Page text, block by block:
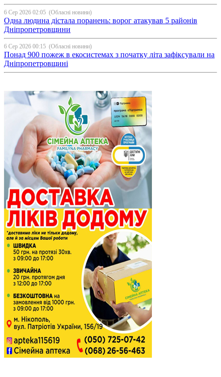
6 Сер 2026 02:05 (Обласні новини)
Одна людина дістала поранень: ворог атакував 5 районів
Дніпропетровщини
6 Сер 2026 00:15 (Обласні новини)
Понад 900 пожеж в екосистемах з початку літа зафіксували на
Дніпропетровщині